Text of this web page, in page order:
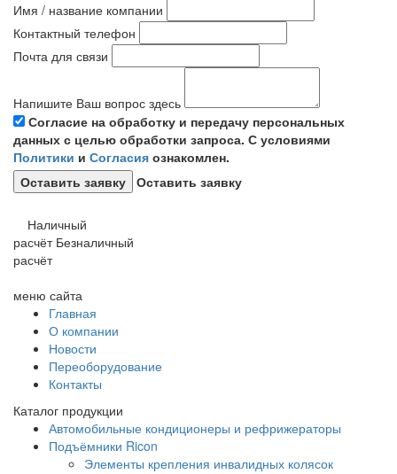
Имя / название компании
Контактный телефон
Почта для связи
Напишите Ваш вопрос здесь
Согласие на обработку и передачу персональных
данных с целью обработки запроса. С условиями
Политики и Согласия ознакомлен.
Оставить заявку
Наличный
расчёт Безналичный
расчёт
меню сайта
Главная
О компании
Новости
Переоборудование
Контакты
Каталог продукции
Автомобильные кондиционеры и рефрижераторы
Подъёмники Ricon
Элементы крепления инвалидных колясок